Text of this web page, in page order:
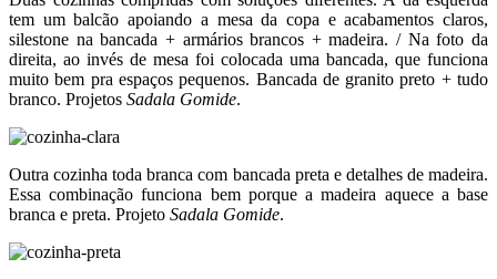
tem um balcão apoiando a mesa da copa e acabamentos claros,
silestone na bancada + armários brancos + madeira. / Na foto da
direita, ao invés de mesa foi colocada uma bancada, que funciona
muito bem pra espaços pequenos. Bancada de granito preto + tudo
branco. Projetos Sadala Gomide.
Outra cozinha toda branca com bancada preta e detalhes de madeira.
Essa combinação funciona bem porque a madeira aquece a base
branca e preta. Projeto Sadala Gomide.